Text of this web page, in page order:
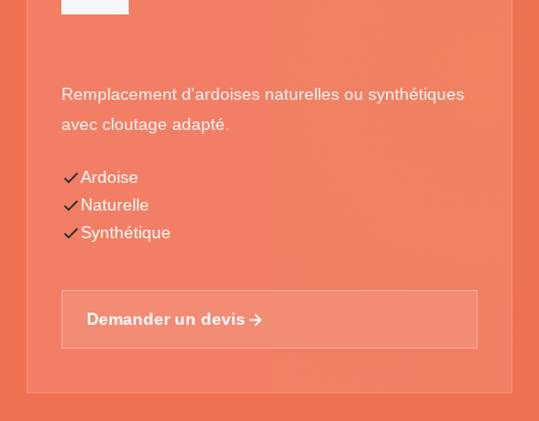
Remplacement d'ardoises naturelles ou synthétiques
avec cloutage adapté.
Ardoise
Naturelle
Synthétique
Demander un devis